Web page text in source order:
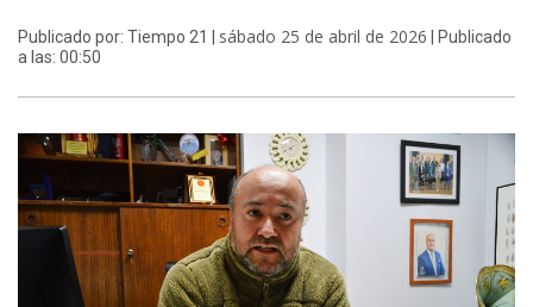
Publicado por: Tiempo 21 | sábado 25 de abril de 2026 | Publicado
a las: 00:50